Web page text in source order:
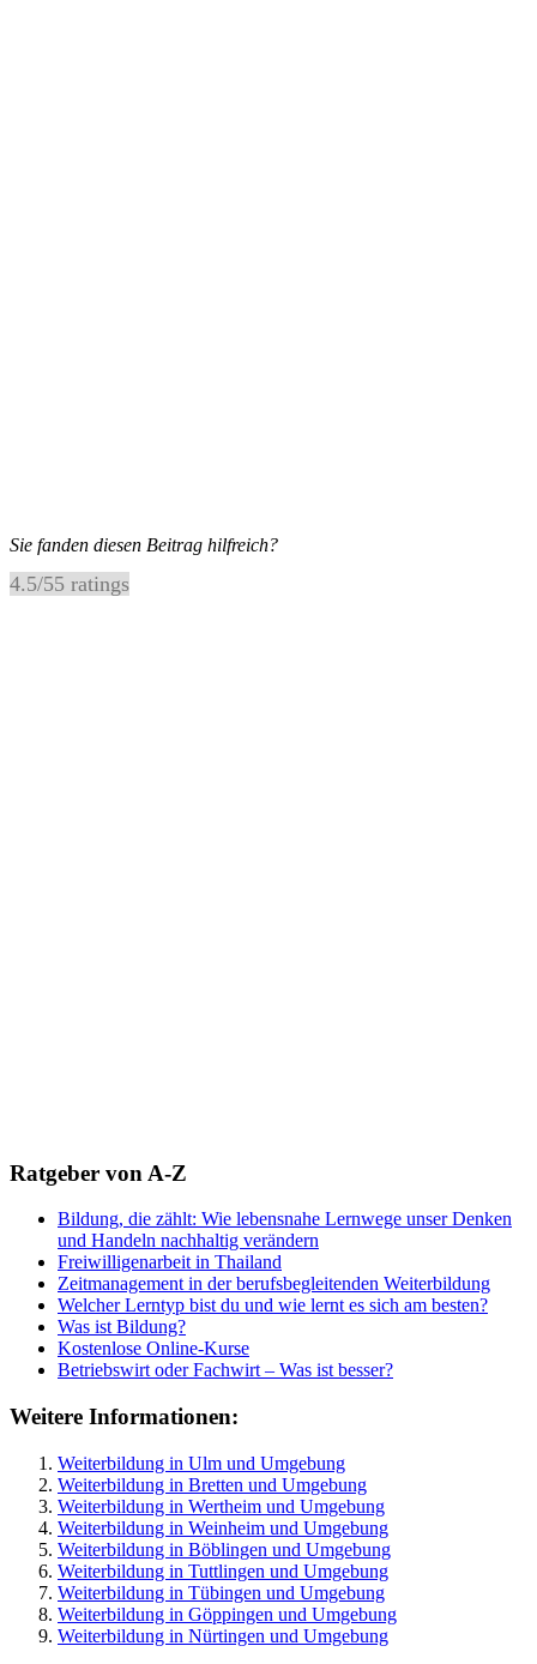
Sie fanden diesen Beitrag hilfreich?
4.5/55 ratings
Ratgeber von A-Z
Bildung, die zählt: Wie lebensnahe Lernwege unser Denken
und Handeln nachhaltig verändern
Freiwilligenarbeit in Thailand
Zeitmanagement in der berufsbegleitenden Weiterbildung
Welcher Lerntyp bist du und wie lernt es sich am besten?
Was ist Bildung?
Kostenlose Online-Kurse
Betriebswirt oder Fachwirt – Was ist besser?
Weitere Informationen:
Weiterbildung in Ulm und Umgebung
Weiterbildung in Bretten und Umgebung
Weiterbildung in Wertheim und Umgebung
Weiterbildung in Weinheim und Umgebung
Weiterbildung in Böblingen und Umgebung
Weiterbildung in Tuttlingen und Umgebung
Weiterbildung in Tübingen und Umgebung
Weiterbildung in Göppingen und Umgebung
Weiterbildung in Nürtingen und Umgebung